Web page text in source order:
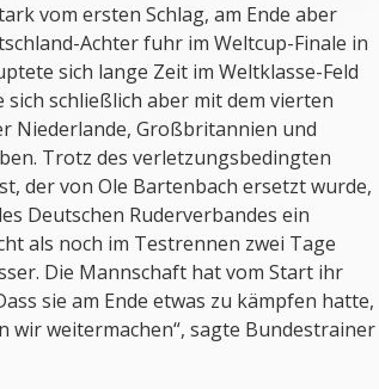
vom ersten Schlag, am Ende aber
Achter fuhr im Weltcup-Finale in
sich lange Zeit im Weltklasse-Feld
schließlich aber mit dem vierten
Niederlande, Großbritannien und
Trotz des verletzungsbedingten
der von Ole Bartenbach ersetzt wurde,
Deutschen Ruderverbandes ein
als noch im Testrennen zwei Tage
Die Mannschaft hat vom Start ihr
sie am Ende etwas zu kämpfen hatte,
wir weitermachen“, sagte Bundestrainer